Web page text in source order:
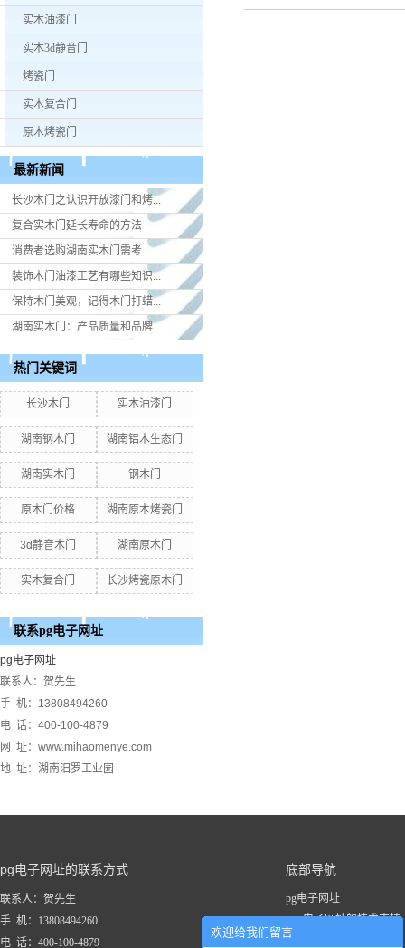
实木油漆门
实木3d静音门
烤瓷门
实木复合门
原木烤瓷门
最新新闻
长沙木门之认识开放漆门和烤...
复合实木门延长寿命的方法
消费者选购湖南实木门​需考...
装饰木门油漆工艺有哪些知识...
保持木门美观，记得木门打蜡...
湖南实木门：产品质量和品牌...
热门关键词
长沙木门 实木油漆门
湖南钢木门 湖南铝木生态门
湖南实木门 钢木门
原木门价格 湖南原木烤瓷门
3d静音木门 湖南原木门
实木复合门 长沙烤瓷原木门
联系pg电子网址
pg电子网址
联系人：贺先生
手 机：13808494260
电 话：400-100-4879
网 址：www.mihaomenye.com
地 址：湖南汨罗工业园
pg电子网址的联系方式
联系人：贺先生
手 机：13808494260
电 话：400-100-4879
底部导航
pg电子网址
pg电子网址的技术支持
关于pg电子网址
欢迎给我们留言